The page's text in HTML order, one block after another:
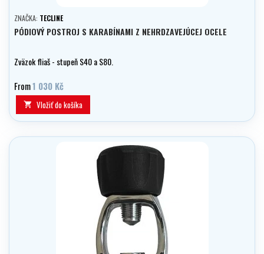
ZNAČKA: TECLINE
PÓDIOVÝ POSTROJ S KARABÍNAMI Z NEHRDZAVEJÚCEJ OCELE
Zväzok fliaš - stupeň S40 a S80.
From1 030 Kč
 Vložiť do košíka